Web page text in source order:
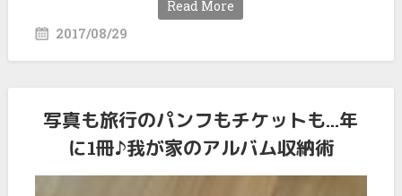
Read More
2017/08/29
写真も旅行のパンフもチケットも…年
に1冊♪我が家のアルバム収納術